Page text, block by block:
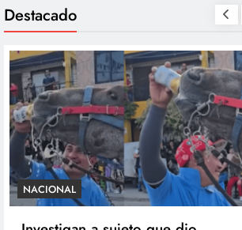
Destacado
NACIONAL